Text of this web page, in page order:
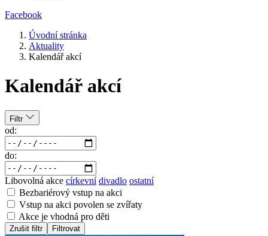
Facebook
Úvodní stránka
Aktuality
Kalendář akcí
Kalendář akcí
Filtr
od:
do:
Libovolná akce církevní divadlo ostatní
Bezbariérový vstup na akci
Vstup na akci povolen se zvířaty
Akce je vhodná pro děti
Zrušit filtr Filtrovat